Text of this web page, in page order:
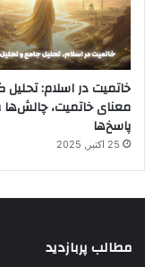
خاتمیت در اسلام: تحلیل
معنای خاتمیت،
پاسخ‌ها
25 اکتبر, 2025
مطالب پربازدید